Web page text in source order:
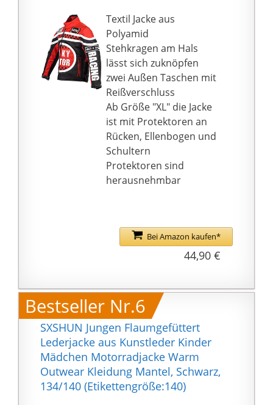
verstellbare
Schultergurt lässt sich
leicht an Ihre Schulter
anpassen und
minimiert die
Größenprobleme für
Sie.
Verstellbare Taille - Sie
können die Taille durch
einen breiten Hüftgurt
mit Klettverschluss und
einen kleinen Knopfgurt
Dirt Bike, Mountain
Bike, Motorradfahren,
Skifahren und andere
sportliche Aktivitäten.
Textil Jacke aus
Polyamid
Stehkragen am Hals
lässt sich zuknöpfen
zwei Außen Taschen mit
Reißverschluss
Ab Größe "XL" die Jacke
ist mit Protektoren an
Rücken, Ellenbogen und
Schultern
Protektoren sind
herausnehmbar
Bei Amazon kaufen*
44,90 €
Bestseller Nr.6
SXSHUN Jungen Flaumgefüttert
Lederjacke aus Kunstleder Kinder
Mädchen Motorradjacke Warm
Outwear Kleidung Mantel, Schwarz,
134/140 (Etikettengröße:140)